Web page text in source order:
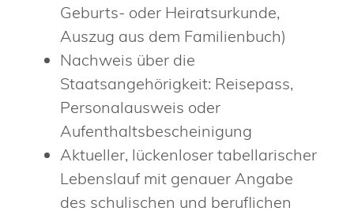
Geburts- oder Heiratsurkunde,
Auszug aus dem Familienbuch)
Nachweis über die
Staatsangehörigkeit: Reisepass,
Personalausweis oder
Aufenthaltsbescheinigung
Aktueller, lückenloser tabellarischer
Lebenslauf mit genauer Angabe
des schulischen und beruflichen